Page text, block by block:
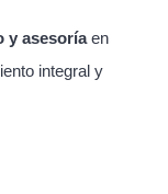
y asesoríaen
integral y